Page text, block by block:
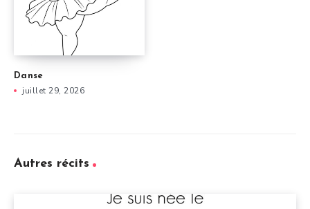
Danse
juillet 29, 2026
Autres récits